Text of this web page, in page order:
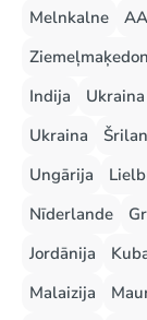
Melnkalne
Indija
Ukraina
Ungārija
Nīderlande
Jordānija
Malaizija